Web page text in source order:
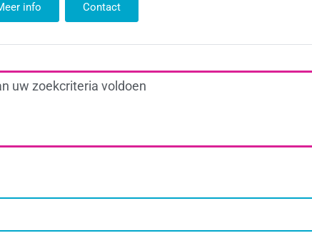
info Contact
uw zoekcriteria voldoen